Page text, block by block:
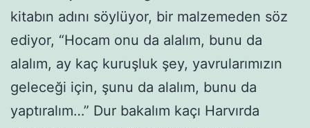
kitabın adını söylüyor, bir malzemeden söz
ediyor, “Hocam onu da alalım, bunu da
alalım, ay kaç kuruşluk şey, yavrularımızın
geleceği için, şunu da alalım, bunu da
yaptıralım…” Dur bakalım kaçı Harvırda